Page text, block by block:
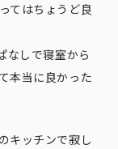
てはちょうど良
なしで寝室から
本当に良かった
キッチンで寂し